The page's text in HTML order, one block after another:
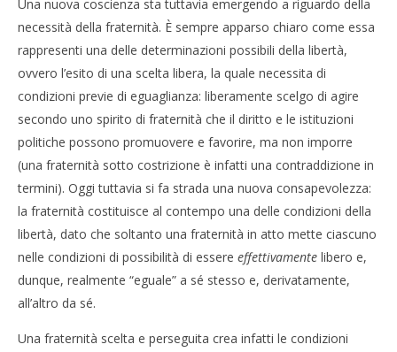
Una nuova coscienza sta tuttavia emergendo a riguardo della
necessità della fraternità. È sempre apparso chiaro come essa
rappresenti una delle determinazioni possibili della libertà,
ovvero l’esito di una scelta libera, la quale necessita di
condizioni previe di eguaglianza: liberamente scelgo di agire
secondo uno spirito di fraternità che il diritto e le istituzioni
politiche possono promuovere e favorire, ma non imporre
(una fraternità sotto costrizione è infatti una contraddizione in
termini). Oggi tuttavia si fa strada una nuova consapevolezza:
la fraternità costituisce al contempo una delle condizioni della
libertà, dato che soltanto una fraternità in atto mette ciascuno
nelle condizioni di possibilità di essere effettivamente libero e,
dunque, realmente “eguale” a sé stesso e, derivatamente,
all’altro da sé.
Una fraternità scelta e perseguita crea infatti le condizioni